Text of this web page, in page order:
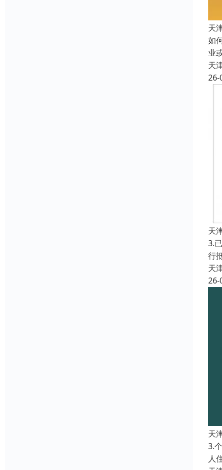
天
如
业
天
26-
天
3.
行
天
26-
天
3.
人